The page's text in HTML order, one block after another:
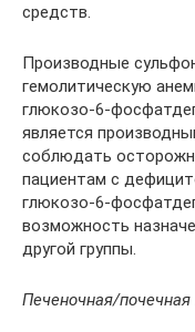
средств.
Производные
гемолитическую
глюкозо‑6-
является
соблюдать
пациентам с
возможность
другой группы.
Печеночная/почечная